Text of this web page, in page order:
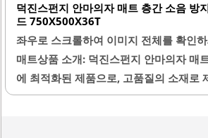
다. PVC 소재로 제작되어 청소가 용이하
러기가 떨어져도 관리가 간편합니다. 매
하고 세련되어 인테리어와 잘 어울리며,
롭게 배치할 수 있습니다.KC 인증을 받
중금속 및 환경호르몬 테스트를 통과하
덕진스펀지 안마의자 매트 층간 소음 방
드 750X500X36T
좌우로 스크롤하여 이미지 전체를 확인
매트상품 소개: 덕진스펀지 안마의자 매
에 최적화된 제품으로, 고품질의 소재로
뛰어납니다. 이 매트는 750mm x